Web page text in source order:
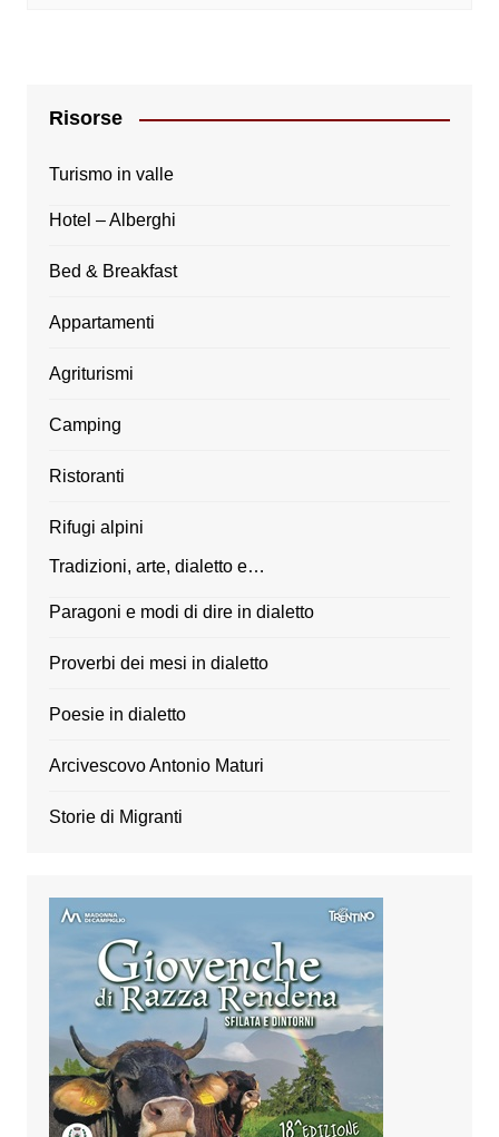
Risorse
Turismo in valle
Hotel – Alberghi
Bed & Breakfast
Appartamenti
Agriturismi
Camping
Ristoranti
Rifugi alpini
Tradizioni, arte, dialetto e…
Paragoni e modi di dire in dialetto
Proverbi dei mesi in dialetto
Poesie in dialetto
Arcivescovo Antonio Maturi
Storie di Migranti